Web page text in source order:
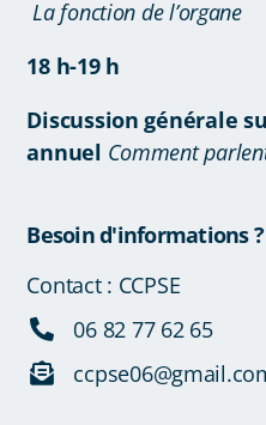
La fonction de l’organe
18 h-19 h
Discussion générale
annuel Comment
Besoin d'informations
Contact : CCPSE
06 82 77 62 65